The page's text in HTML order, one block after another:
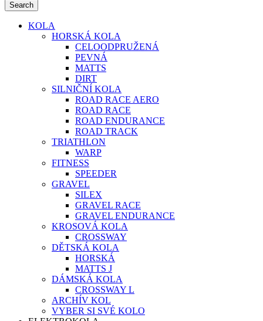
Search
KOLA
HORSKÁ KOLA
CELOODPRUŽENÁ
PEVNÁ
MATTS
DIRT
SILNIČNÍ KOLA
ROAD RACE AERO
ROAD RACE
ROAD ENDURANCE
ROAD TRACK
TRIATHLON
WARP
FITNESS
SPEEDER
GRAVEL
SILEX
GRAVEL RACE
GRAVEL ENDURANCE
KROSOVÁ KOLA
CROSSWAY
DĚTSKÁ KOLA
HORSKÁ
MATTS J
DÁMSKÁ KOLA
CROSSWAY L
ARCHÍV KOL
VYBER SI SVÉ KOLO